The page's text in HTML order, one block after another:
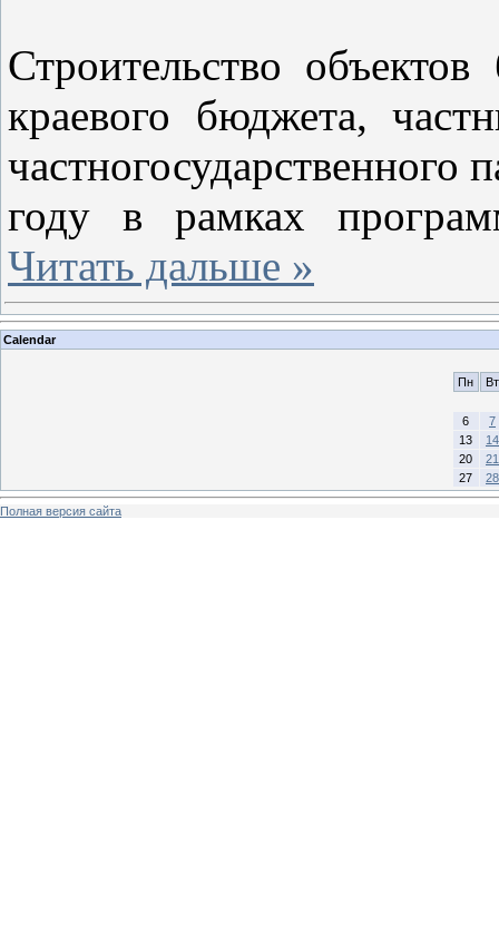
Строительство
краевого бюджета,
частногосударственного
году в рамках
Читать дальше »
Calendar
Пн Вт
6
7
13
14
20
21
27
28
Полная версия сайта